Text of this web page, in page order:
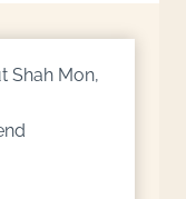
Shah Mon,